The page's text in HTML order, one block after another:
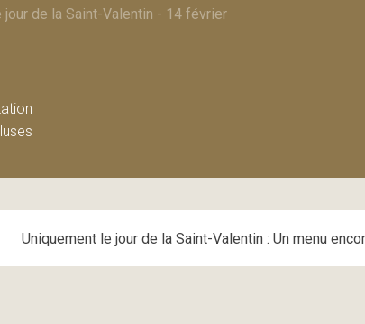
jour de la Saint-Valentin - 14 février
Uniquement le jour de la Saint-Valentin : Un menu